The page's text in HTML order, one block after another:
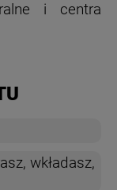
i centra
wkładasz,